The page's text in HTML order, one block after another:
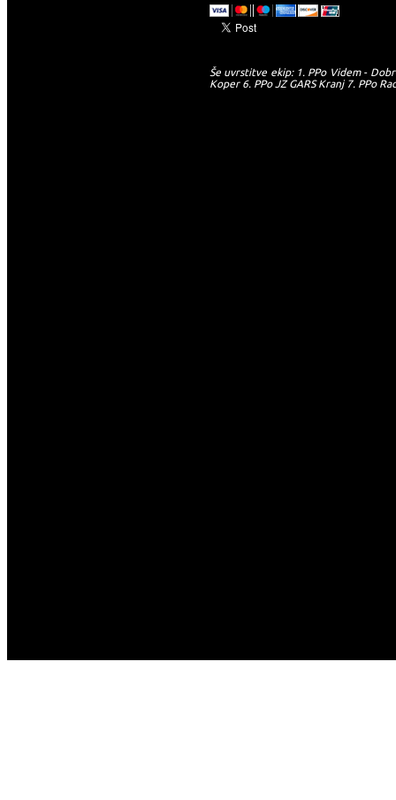
Še uvrstitve ekip: 1. PPo Videm -
Koper 6. PPo JZ GARS Kranj 7. PPo